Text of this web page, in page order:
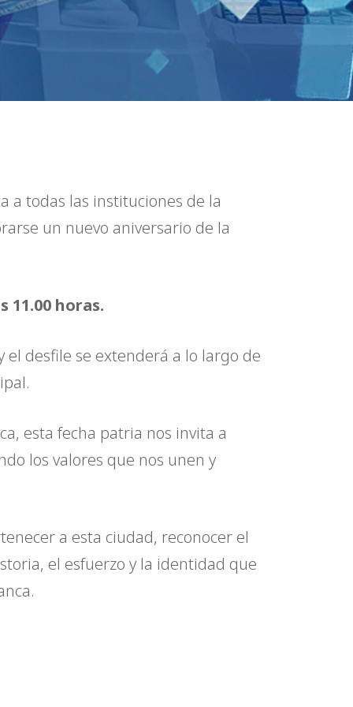
a todas las instituciones de la
un nuevo aniversario de la
11.00 horas.
el desfile se extenderá a lo largo de
esta fecha patria nos invita a
los valores que nos unen y
a esta ciudad, reconocer el
el esfuerzo y la identidad que